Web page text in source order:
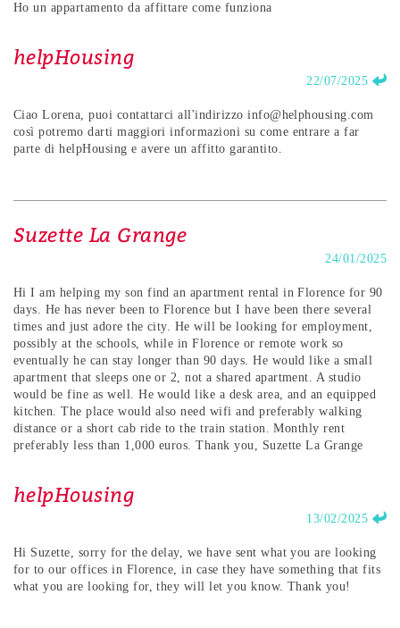
Ho un appartamento da affittare come funziona
helpHousing
22/07/2025
Ciao Lorena, puoi contattarci all'indirizzo info@helphousing.com
così potremo darti maggiori informazioni su come entrare a far
parte di helpHousing e avere un affitto garantito.
Suzette La Grange
24/01/2025
Hi I am helping my son find an apartment rental in Florence for 90
days. He has never been to Florence but I have been there several
times and just adore the city. He will be looking for employment,
possibly at the schools, while in Florence or remote work so
eventually he can stay longer than 90 days. He would like a small
apartment that sleeps one or 2, not a shared apartment. A studio
would be fine as well. He would like a desk area, and an equipped
kitchen. The place would also need wifi and preferably walking
distance or a short cab ride to the train station. Monthly rent
preferably less than 1,000 euros. Thank you, Suzette La Grange
helpHousing
13/02/2025
Hi Suzette, sorry for the delay, we have sent what you are looking
for to our offices in Florence, in case they have something that fits
what you are looking for, they will let you know. Thank you!